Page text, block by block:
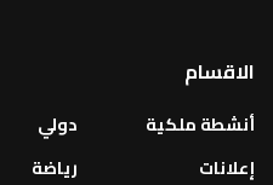
الاقسام
أنشطة ملكية
إعلانات
دولي
رياضة